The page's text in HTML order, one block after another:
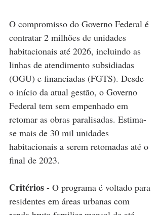
O compromisso do Governo Federal é
contratar 2 milhões de unidades
habitacionais até 2026, incluindo as
linhas de atendimento subsidiadas
(OGU) e financiadas (FGTS). Desde
o início da atual gestão, o Governo
Federal tem sem empenhado em
retomar as obras paralisadas. Estima-
se mais de 30 mil unidades
habitacionais a serem retomadas até o
final de 2023.
Critérios - O programa é voltado para
residentes em áreas urbanas com